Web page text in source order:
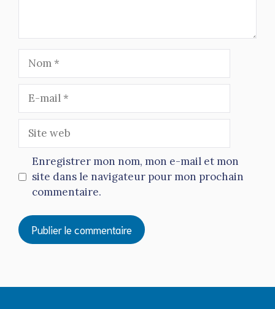
mail
web
Enregistrer mon nom, mon e-mail et mon
site dans le navigateur pour mon prochain
commentaire.